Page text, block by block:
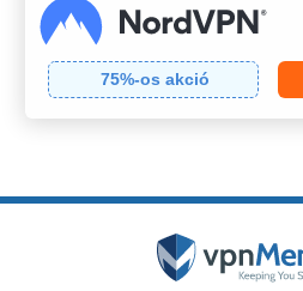
75%-os akció